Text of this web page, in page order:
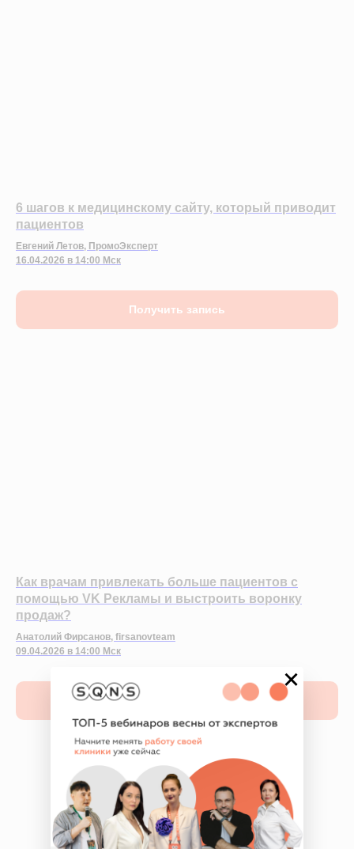
6 шагов к медицинскому сайту, который приводит
пациентов
Евгений Летов, ПромоЭксперт
16.04.2026 в 14:00 Мск
Получить запись
Как врачам привлекать больше пациентов с
помощью VK Рекламы и выстроить воронку
продаж?
Анатолий Фирсанов, firsanovteam
09.04.2026 в 14:00 Мск
Получить запись
×